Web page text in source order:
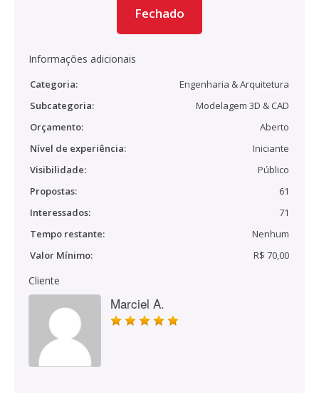
Fechado
Informações adicionais
Categoria:
Engenharia & Arquitetura
Subcategoria:
Modelagem 3D & CAD
Orçamento:
Aberto
Nível de experiência:
Iniciante
Visibilidade:
Público
Propostas:
61
Interessados:
71
Tempo restante:
Nenhum
Valor Mínimo:
R$ 70,00
Cliente
Marciel A.